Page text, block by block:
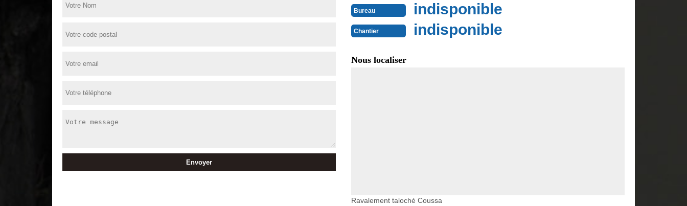
Bureau indisponible
Chantier indisponible
Nous localiser
Ravalement taloché Coussa